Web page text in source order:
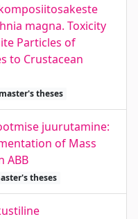
magna. Toxicity
Particles of
to Crustacean
master's theses
juurutamine:
of Mass
ABB
theses